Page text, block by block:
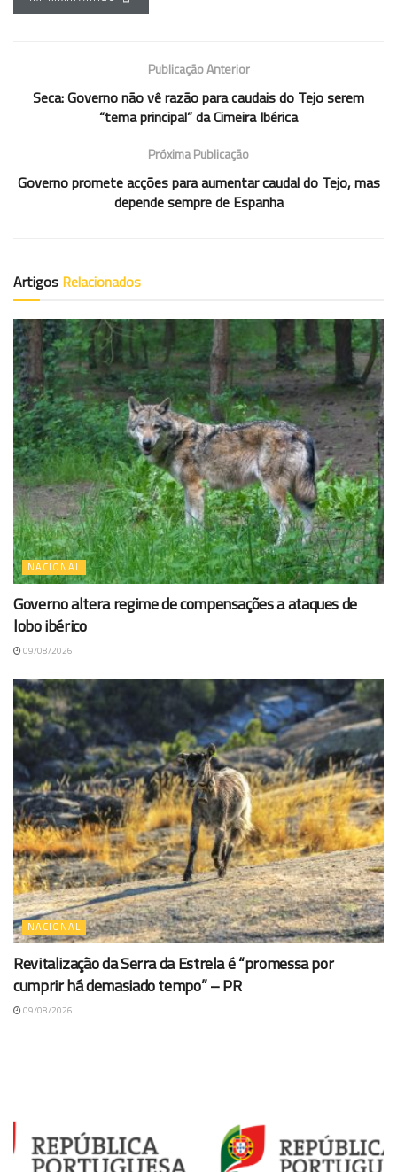
Publicação Anterior
Seca: Governo não vê razão para caudais do Tejo serem
“tema principal” da Cimeira Ibérica
Próxima Publicação
Governo promete acções para aumentar caudal do Tejo, mas
depende sempre de Espanha
Artigos Relacionados
NACIONAL
Governo altera regime de compensações a ataques de
lobo ibérico
09/08/2026
NACIONAL
Revitalização da Serra da Estrela é “promessa por
cumprir há demasiado tempo” – PR
09/08/2026